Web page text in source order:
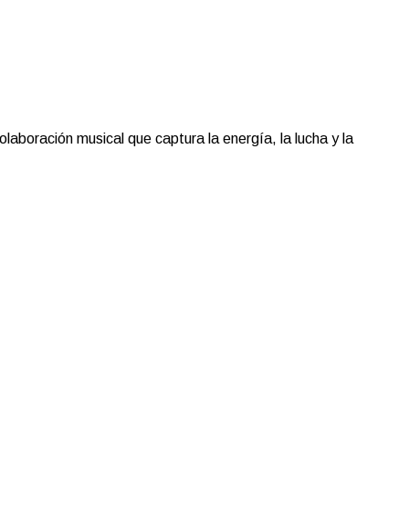
musical que captura la energía, la lucha y la